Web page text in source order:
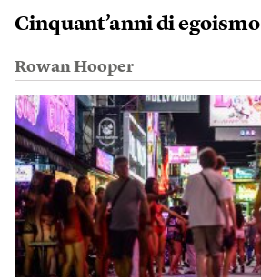
Cinquant’anni di egoismo
Rowan Hooper